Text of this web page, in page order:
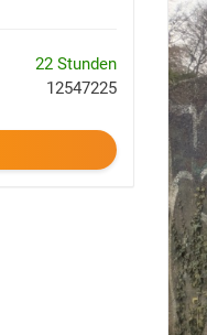
22 Stunden
12547225